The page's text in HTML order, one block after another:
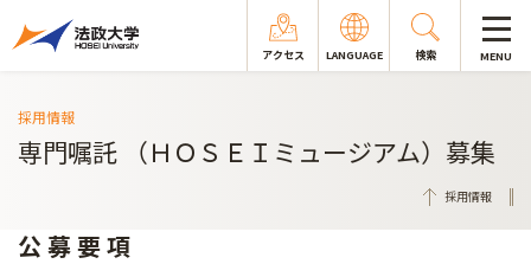
アクセス LANGUAGE 検索 MENU
採用情報
専門嘱託 （ＨＯＳＥＩミュージアム）募集
採用情報
公 募 要 項